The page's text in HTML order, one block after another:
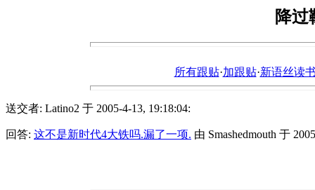
降过
所有跟贴·加跟贴·新语丝读
送交者: Latino2 于 2005-4-13, 19:18:04:
回答: 这不是新时代4大铁吗.漏了一项. 由 Smashedmouth 于